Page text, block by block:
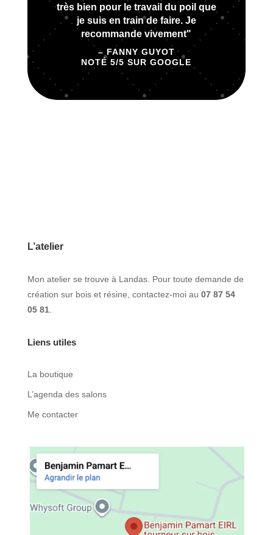
très bien pour le travail du poil que
je suis en train de faire. Je
recommande vivement"
– FANNY GUYOT
NOTÉ 5/5 SUR GOOGLE
L’atelier
Mon atelier se trouve à Landas. Pour toute demande de
création sur bois et résine, contactez-moi au 07 87 54
05 81.
Liens utiles
La boutique
L’agenda des salons
Me contacter